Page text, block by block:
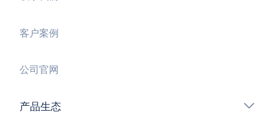
客户案例
公司官网
产品生态